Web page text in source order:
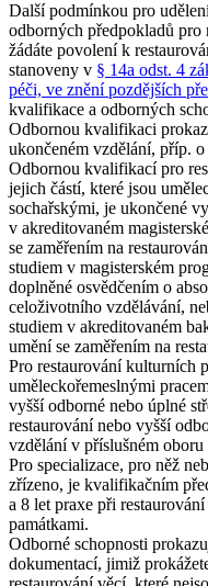
Další podmínkou pro
odborných předpokladů pro
žádáte povolení k
stanoveny v § 14a odst. 4
péči, ve znění pozdějších
kvalifikace a odborných
Odbornou kvalifikaci
ukončeném vzdělání, příp.
Odbornou kvalifikací pro
jejich částí, které jsou
sochařskými, je ukončené
v akreditovaném
se zaměřením na
studiem v magisterském
doplněné osvědčením o
celoživotního vzdělávání,
studiem v akreditovaném
umění se zaměřením na
Pro restaurování kulturních
uměleckořemeslnými
vyšší odborné nebo úplné
restaurování nebo vyšší
vzdělání v příslušném oboru
Pro specializace, pro něž
zřízeno, je kvalifikačním
a 8 let praxe při
památkami.
Odborné schopnosti
dokumentací, jimiž